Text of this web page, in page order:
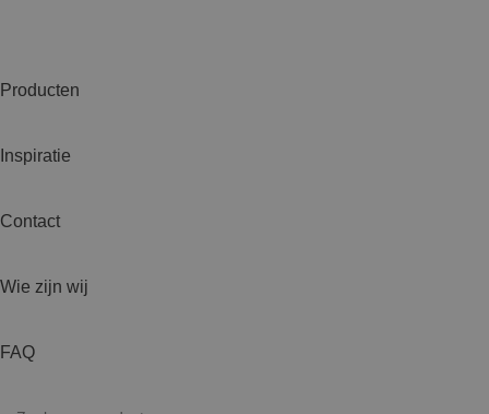
Producten
Inspiratie
Contact
Wie zijn wij
FAQ